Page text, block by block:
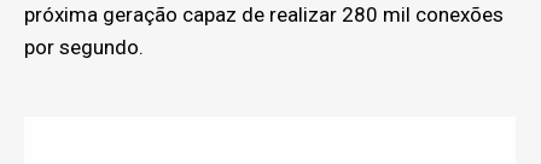
próxima geração capaz de realizar 280 mil conexões
por segundo.